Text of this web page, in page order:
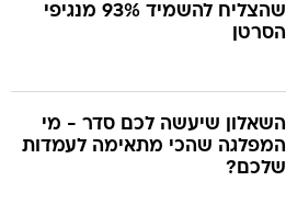
שהצליח להשמיד 93% מנגיפי
הסרטן
השאלון שיעשה לכם סדר - מי
המפלגה שהכי מתאימה לעמדות
שלכם?